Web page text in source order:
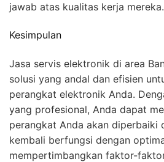
jawab atas kualitas kerja mereka.
Kesimpulan
Jasa servis elektronik di area
solusi yang andal dan efisien
perangkat elektronik Anda.
yang profesional, Anda dapat
perangkat Anda akan diperbaiki
kembali berfungsi dengan
mempertimbangkan faktor-